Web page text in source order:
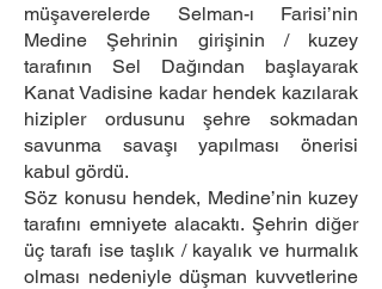
müşaverelerde Selman-ı Farisi’nin
Medine Şehrinin girişinin / kuzey
tarafının Sel Dağından başlayarak
Kanat Vadisine kadar hendek kazılarak
hizipler ordusunu şehre sokmadan
savunma savaşı yapılması önerisi
kabul gördü.
Söz konusu hendek, Medine’nin kuzey
tarafını emniyete alacaktı. Şehrin diğer
üç tarafı ise taşlık / kayalık ve hurmalık
olması nedeniyle düşman kuvvetlerine